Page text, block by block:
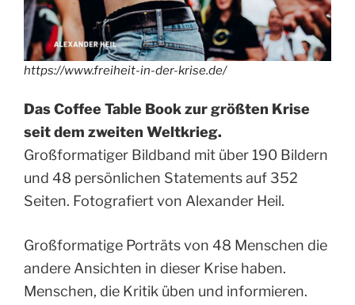
https://www.freiheit-in-der-krise.de/
Das Coffee Table Book zur größten Krise
seit dem zweiten Weltkrieg.
Großformatiger Bildband mit über 190 Bildern
und 48 persönlichen Statements auf 352
Seiten. Fotografiert von Alexander Heil.
Großformatige Porträts von 48 Menschen die
andere Ansichten in dieser Krise haben.
Menschen, die Kritik üben und informieren.